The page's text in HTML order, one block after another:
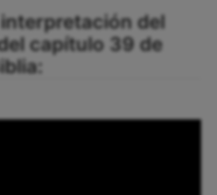
del
capítulo 39 de